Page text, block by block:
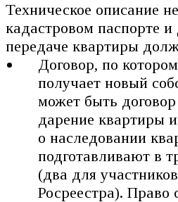
Техническое описание
кадастровом паспорте и
передаче квартиры
Договор, по
получает новый
может быть
дарение квартиры
о наследовании
подготавливают в
(два для
Росреестра). Право